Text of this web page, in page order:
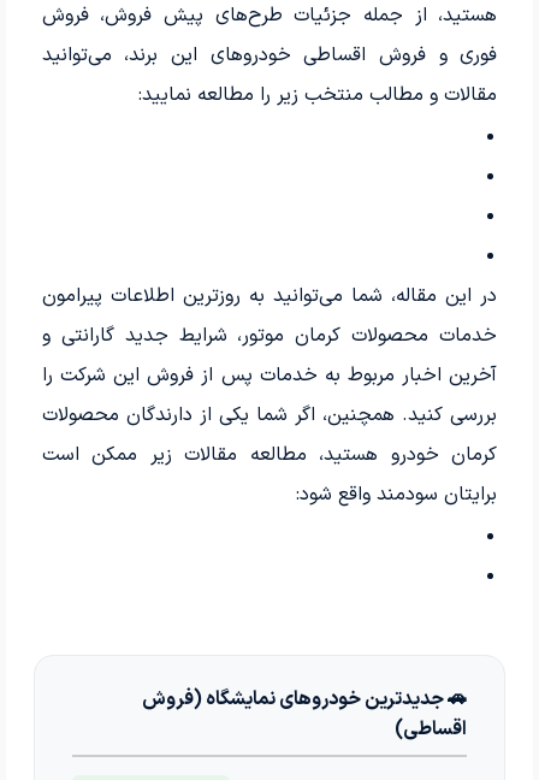
هستید، از جمله جزئیات طرح‌های پیش فروش، فروش
فوری و فروش اقساطی خودروهای این برند، می‌توانید
مقالات و مطالب منتخب زیر را مطالعه نمایید:
در این مقاله، شما می‌توانید به روزترین اطلاعات پیرامون
خدمات محصولات کرمان موتور، شرایط جدید گارانتی و
آخرین اخبار مربوط به خدمات پس از فروش این شرکت را
بررسی کنید. همچنین، اگر شما یکی از دارندگان محصولات
کرمان خودرو هستید، مطالعه مقالات زیر ممکن است
برایتان سودمند واقع شود:
🚗 جدیدترین خودروهای نمایشگاه (فروش
اقساطی)